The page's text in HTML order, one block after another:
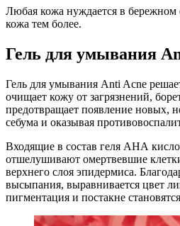
Любая кожа нуждается в
кожа тем более.
Гель для умывания
Гель для умывания Anti Acne
очищает кожу от загрязнений,
предотвращает появление новых,
себума и оказывая
Входящие в состав геля АНА
отшелушивают омертвевшие
верхнего слоя эпидермиса.
высыпания, выравнивается цвет
пигментация и постакне